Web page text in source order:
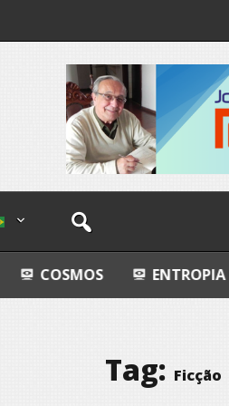
ENTROPIA ÍNTIMA
Tag: Ficção